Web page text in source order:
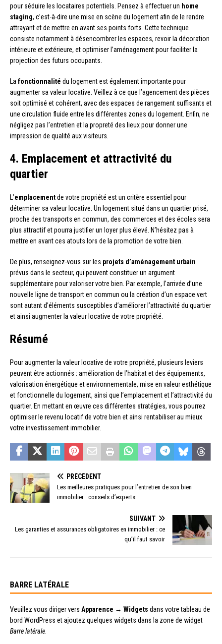
pour séduire les locataires potentiels. Pensez à effectuer un home
staging, c’est-à-dire une mise en scène du logement afin de le rendre
attrayant et de mettre en avant ses points forts. Cette technique
consiste notamment à désencombrer les espaces, revoir la décoration
intérieure et extérieure, et optimiser l’aménagement pour faciliter la
projection des futurs occupants.
La fonctionnalité du logement est également importante pour
augmenter sa valeur locative. Veillez à ce que l’agencement des pièces
soit optimisé et cohérent, avec des espaces de rangement suffisants et
une circulation fluide entre les différentes zones du logement. Enfin, ne
négligez pas l’entretien et la propreté des lieux pour donner une
impression de qualité aux visiteurs.
4. Emplacement et attractivité du
quartier
L’emplacementde votre propriété est un critère essentiel pour
déterminer sa valeur locative. Un logement situé dans un quartier prisé,
proche des transports en commun, des commerces et des écoles sera
plus attractif et pourra justifier un loyer plus élevé. N’hésitez pas à
mettre en avant ces atouts lors de la promotion de votre bien.
De plus, renseignez-vous sur les projets d’aménagement urbain
prévus dans le secteur, qui peuvent constituer un argument
supplémentaire pour valoriser votre bien. Par exemple, l’arrivée d’une
nouvelle ligne de transport en commun ou la création d’un espace vert
sont autant d’éléments susceptibles d’améliorer l’attractivité du quartier
et ainsi augmenter la valeur locative de votre propriété.
Résumé
Pour augmenter la valeur locative de votre propriété, plusieurs leviers
peuvent être actionnés : amélioration de l’habitat et des équipements,
valorisation énergétique et environnementale, mise en valeur esthétique
et fonctionnelle du logement, ainsi que l’emplacement et l’attractivité du
quartier. En mettant en œuvre ces différentes stratégies, vous pourrez
optimiser le revenu locatif de votre bien et ainsi rentabiliser au mieux
votre investissement immobilier.
PRÉCÉDENT
Les meilleures pratiques pour l’entretien de son bien
immobilier : conseils d’experts
SUIVANT
Les garanties et assurances obligatoires en immobilier : ce
qu’il faut savoir
BARRE LATÉRALE
Veuillez vous diriger vers Apparence → Widgets dans votre tableau de
bord WordPress et ajoutez quelques widgets dans la zone de widget
Barre latérale